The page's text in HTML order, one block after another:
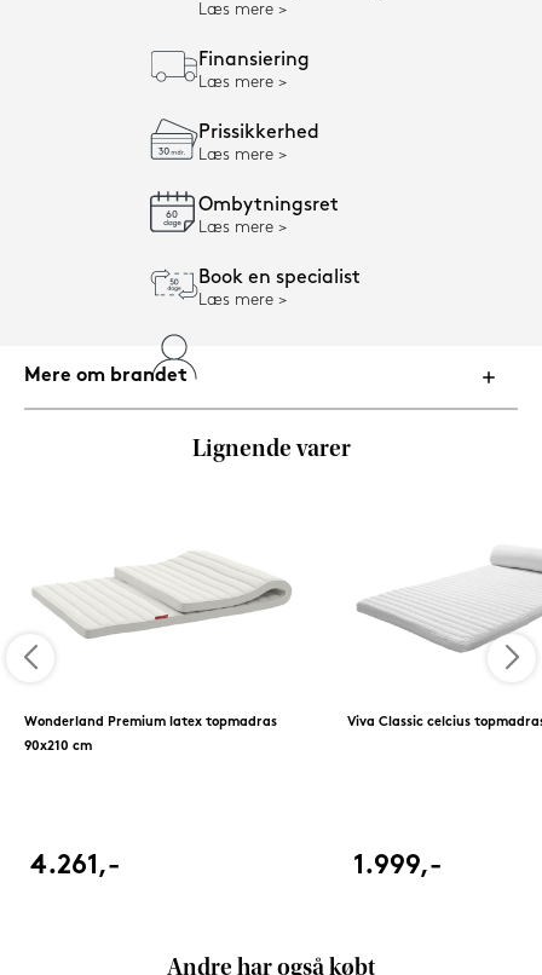
Læs mere
Finansiering
Læs mere
Prissikkerhed
Læs mere
Ombytningsret
Læs mere
Book en specialist
Læs mere
Mere om brandet
Lignende varer
Wonderland Premium latex topmadras
90x210 cm
4.261,-
Viva Classic celcius
1.999,-
Andre har også købt